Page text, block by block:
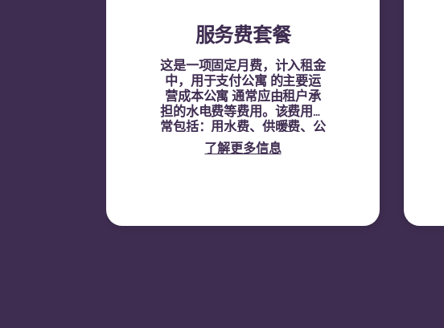
服务费套餐
这是一项固定月费，计入租金
中，用于支付公寓 的主要运
营成本公寓 通常应由租户承
担的水电费等费用。该费用通
常包括：用水费、供暖费、公
共区域相关费用以及其他公寓
费用。
了解更多信息